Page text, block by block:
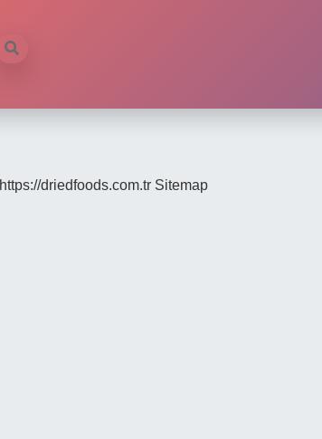
https://driedfoods.com.tr Sitemap